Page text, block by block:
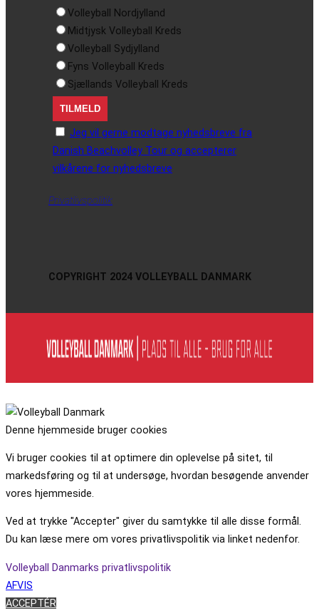
Volleyball Nordjylland
Midtjysk Volleyball Kreds
Volleyball Sydjylland
Fyns Volleyball Kreds
Sjællands Volleyball Kreds
Jeg vil gerne modtage nyhedsbreve fra
Danish Beachvolley Tour og accepterer
vilkårene for nyhedsbreve
Privatlivspolitik
COPYRIGHT 2024 VOLLEYBALL DANMARK
Denne hjemmeside bruger cookies
Vi bruger cookies til at optimere din oplevelse på sitet, til
markedsføring og til at undersøge, hvordan besøgende anvender
vores hjemmeside.
Ved at trykke "Accepter" giver du samtykke til alle disse formål.
Du kan læse mere om vores privatlivspolitik via linket nedenfor.
Volleyball Danmarks privatlivspolitik
AFVIS
ACCEPTÉR